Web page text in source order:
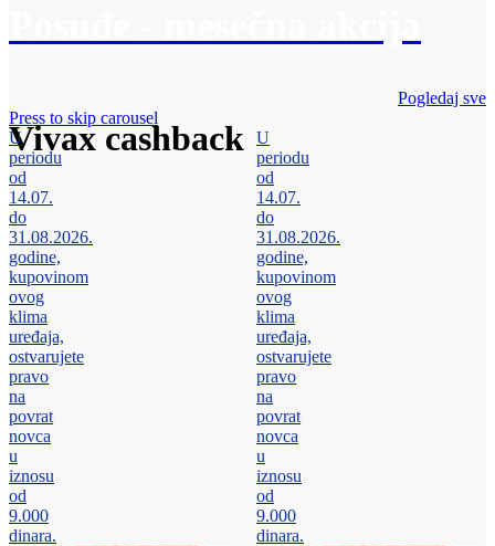
Vivax cashback
Pogledaj sve
Press to skip carousel
U
periodu
od
14.07.
do
31.08.2026.
godine,
kupovinom
ovog
klima
uređaja,
ostvarujete
pravo
na
povrat
novca
u
iznosu
od
9.000
dinara.
U
periodu
od
14.07.
do
31.08.2026.
godine,
kupovinom
ovog
klima
uređaja,
ostvarujete
pravo
na
povrat
novca
u
iznosu
od
9.000
dinara.